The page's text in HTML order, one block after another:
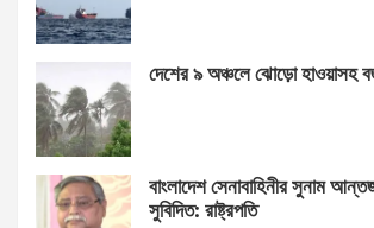
দেশের ৯ অঞ্চলে ঝোড়ো হাওয়াসহ
বাংলাদেশ সেনাবাহিনীর সুনাম
সুবিদিত: রাষ্ট্রপতি